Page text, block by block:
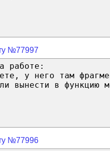
№77997
работе:
у него там
вынести в функцию
№77996